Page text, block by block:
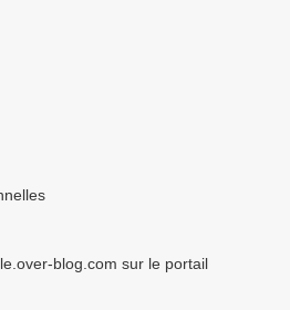
blog.com sur le portail